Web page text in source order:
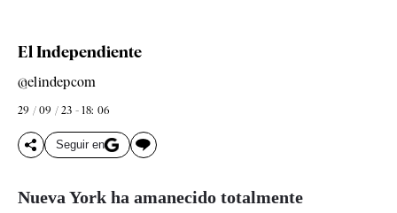
El Independiente
@elindepcom
29 / 09 / 23 - 18: 06
Seguir en
Nueva York ha amanecido totalmente